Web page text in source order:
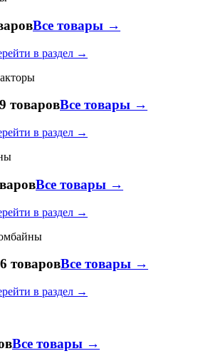
Все товары →
в раздел →
товаровВсе товары →
в раздел →
Все товары →
в раздел →
6 товаровВсе товары →
в раздел →
Все товары →